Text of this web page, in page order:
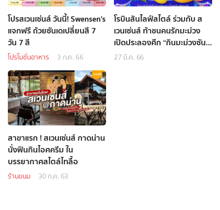
โปรสเวนเซ่นส์ วันนี้! Swensen's
แจกฟรี ถ้วยซันเดเปลี่ยนสี 7
วัน 7 สี
โปรโมชั่นอาหาร 3 ก.ค. 66
โรบินสันไลฟ์สไตล์ ร่วมกับ ส
เวนเซ่นส์ ท้าชนคนรักมะม่วง
เปิดประลองศึก “กินมะม่วงซัน
เด มหาสนุก” สาดความสุขรับ
27 มี.ค. 66
สาขาแรก ! สเวนเซ่นส์ กาดน่าน
นั่งฟินกินไอศครีม ใน
บรรยากาศสไตล์ไทลื้อ
ร้านขนม 30 ก.ค. 63